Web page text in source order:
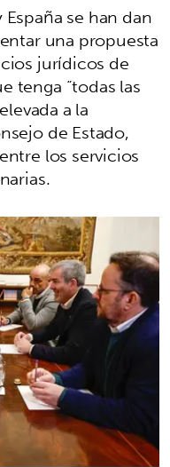
se han dan
una propuesta
jurídicos de
tenga “todas las
a la
de Estado,
los servicios